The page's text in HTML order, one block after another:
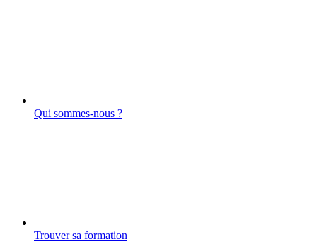
Qui sommes-nous ?
Trouver sa formation